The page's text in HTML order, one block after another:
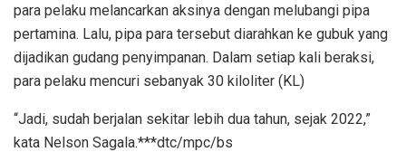
para pelaku melancarkan aksinya dengan melubangi pipa
pertamina. Lalu, pipa para tersebut diarahkan ke gubuk yang
dijadikan gudang penyimpanan. Dalam setiap kali beraksi,
para pelaku mencuri sebanyak 30 kiloliter (KL)
“Jadi, sudah berjalan sekitar lebih dua tahun, sejak 2022,”
kata Nelson Sagala.***dtc/mpc/bs